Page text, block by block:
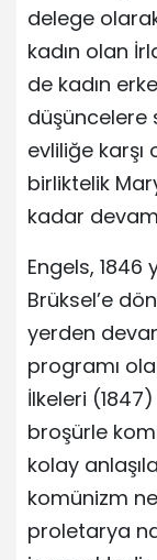
delege
kadın olan
de kadın
düşüncelere
evliliğe karşı
birliktelik
kadar
Engels, 1846
Brüksel’e
yerden
programı
İlkeleri
broşürle
kolay
komünizm
proletarya